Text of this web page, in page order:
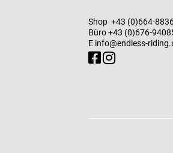
Shop +43 (0)664-
Büro+43 (0)676-
E info@endless-